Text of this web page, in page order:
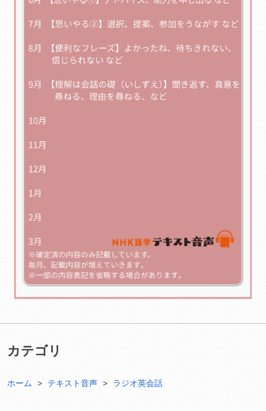
カテゴリ
ホーム テキスト音声 ラジオ英会話